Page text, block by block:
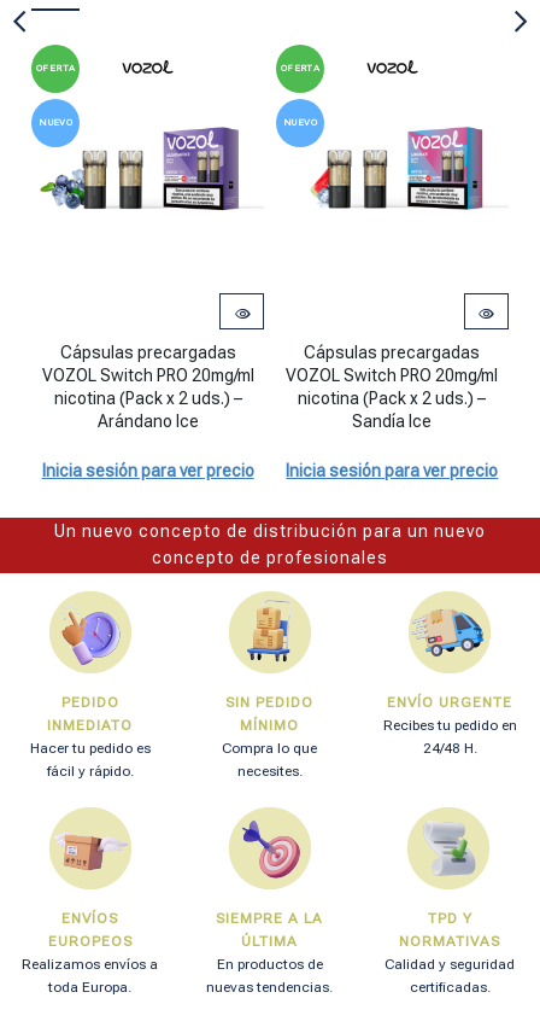
OFERTA
NUEVO
Cápsulas precargadas VOZOL Switch PRO 20mg/ml nicotina
Cápsulas precargadas
VOZOL Switch PRO 20mg/ml
nicotina (Pack x 2 uds.) –
Arándano Ice
Inicia sesión para ver precio
OFERTA
NUEVO
Cápsulas precargadas VOZOL
Cápsulas precargadas
VOZOL Switch PRO 20mg/ml
nicotina (Pack x 2 uds.) –
Sandía Ice
Inicia sesión para ver precio
Un nuevo concepto de distribución para un nuevo
concepto de profesionales
PEDIDO
INMEDIATO
Hacer tu pedido es
fácil y rápido.
SIN PEDIDO
MÍNIMO
Compra lo que
necesites.
ENVÍO URGENTE
Recibes tu pedido en
24/48 H.
ENVÍOS
EUROPEOS
Realizamos envíos a
toda Europa.
SIEMPRE A LA
ÚLTIMA
En productos de
nuevas tendencias.
TPD Y
NORMATIVAS
Calidad y seguridad
certificadas.